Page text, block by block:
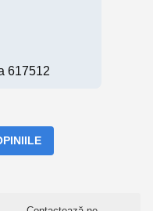
617512